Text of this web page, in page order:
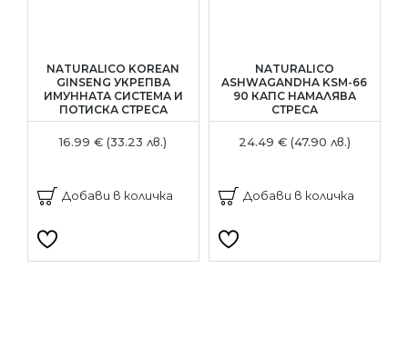
NATURALICO KOREAN
GINSENG УКРЕПВА
ИМУННАТА СИСТЕМА И
ПОТИСКА СТРЕСА
16.99 € (33.23 лв.)
Добави в количка
NATURALICO
ASHWAGANDHA KSM-66
90 КАПС НАМАЛЯВА
СТРЕСА
24.49 € (47.90 лв.)
Добави в количка